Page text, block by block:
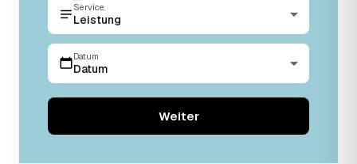
Service
Leistung
Datum
Datum
Weiter